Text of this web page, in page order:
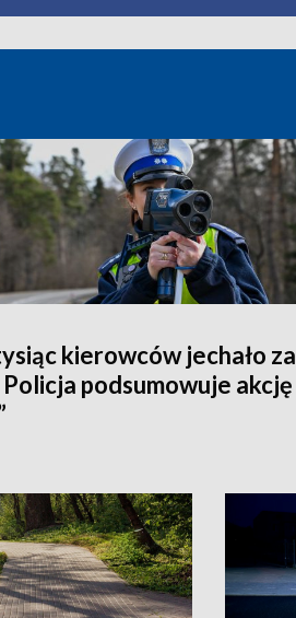
kierowców jechało za
podsumowuje akcję